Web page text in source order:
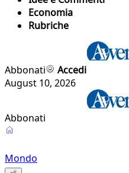
Economia
Rubriche
Abbonati
Accedi
August 10, 2026
Abbonati
Mondo